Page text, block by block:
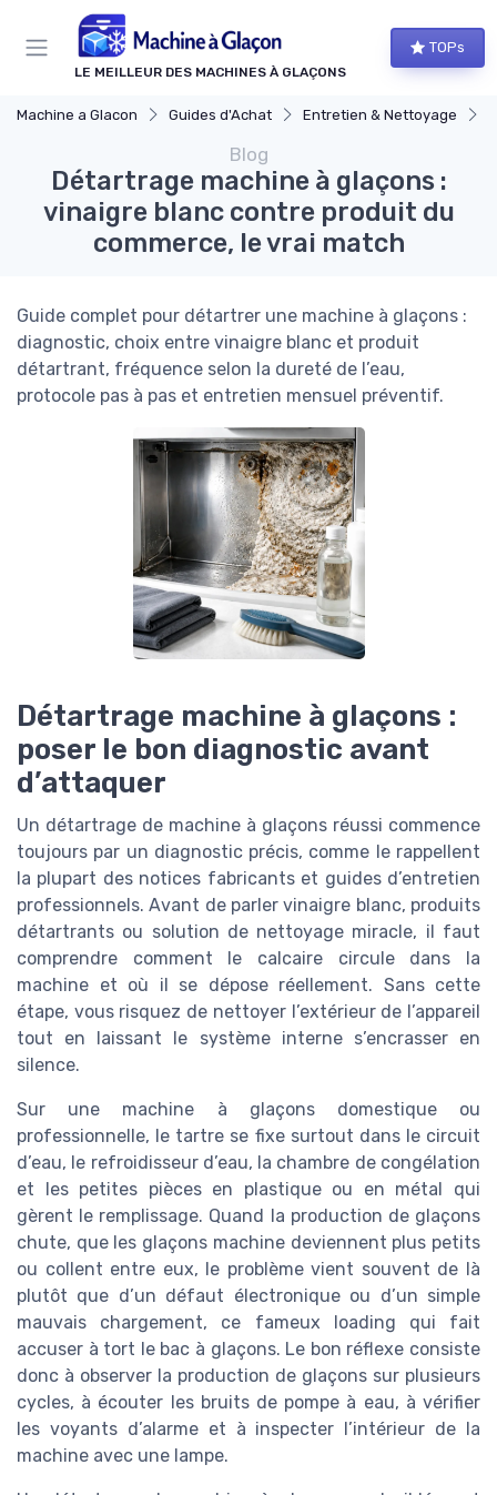
LE MEILLEUR DES MACHINES À GLAÇONS
TOPs
Machine a Glacon Guides d'Achat Entretien & Nettoyage
Blog
Détartrage machine à glaçons :
vinaigre blanc contre produit du
commerce, le vrai match
Guide complet pour détartrer une machine à glaçons :
diagnostic, choix entre vinaigre blanc et produit
détartrant, fréquence selon la dureté de l’eau,
protocole pas à pas et entretien mensuel préventif.
Détartrage machine à glaçons :
poser le bon diagnostic avant
d’attaquer
Un détartrage de machine à glaçons réussi commence
toujours par un diagnostic précis, comme le rappellent
la plupart des notices fabricants et guides d’entretien
professionnels. Avant de parler vinaigre blanc, produits
détartrants ou solution de nettoyage miracle, il faut
comprendre comment le calcaire circule dans la
machine et où il se dépose réellement. Sans cette
étape, vous risquez de nettoyer l’extérieur de l’appareil
tout en laissant le système interne s’encrasser en
silence.
Sur une machine à glaçons domestique ou
professionnelle, le tartre se fixe surtout dans le circuit
d’eau, le refroidisseur d’eau, la chambre de congélation
et les petites pièces en plastique ou en métal qui
gèrent le remplissage. Quand la production de glaçons
chute, que les glaçons machine deviennent plus petits
ou collent entre eux, le problème vient souvent de là
plutôt que d’un défaut électronique ou d’un simple
mauvais chargement, ce fameux loading qui fait
accuser à tort le bac à glaçons. Le bon réflexe consiste
donc à observer la production de glaçons sur plusieurs
cycles, à écouter les bruits de pompe à eau, à vérifier
les voyants d’alarme et à inspecter l’intérieur de la
machine avec une lampe.
Panneau de gestion des cookies